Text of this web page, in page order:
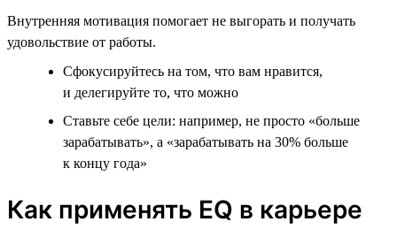
Внутренняя мотивация помогает не выгорать и получать
удовольствие от работы.
Сфокусируйтесь на том, что вам нравится,
и делегируйте то, что можно
Ставьте себе цели: например, не просто «больше
зарабатывать», а «зарабатывать на 30% больше
к концу года»
Как применять EQ в карьере